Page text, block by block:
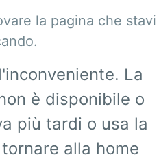
la pagina che stavi
La
è disponibile o
più tardi o usa la
alla home